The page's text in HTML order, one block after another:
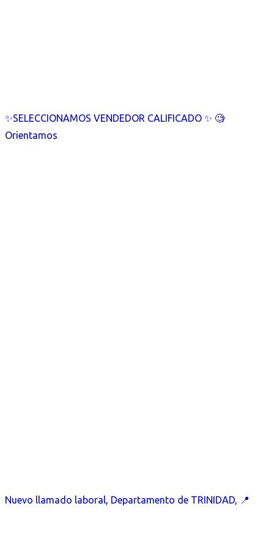
✨SELECCIONAMOS VENDEDOR CALIFICADO ✨ 🧐
Orientamos
Nuevo llamado laboral, Departamento de TRINIDAD, 📍